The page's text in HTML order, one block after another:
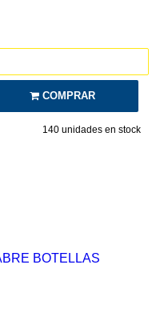
COMPRAR
140unidades en stock